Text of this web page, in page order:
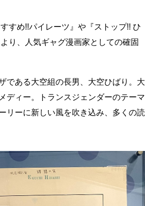
すめ!!パイレーツ』や『ストップ!! ひ
り、人気ギャグ漫画家としての確固
である大空組の長男、大空ひばり。大
ディー。トランスジェンダーのテーマ
リーに新しい風を吹き込み、多くの読